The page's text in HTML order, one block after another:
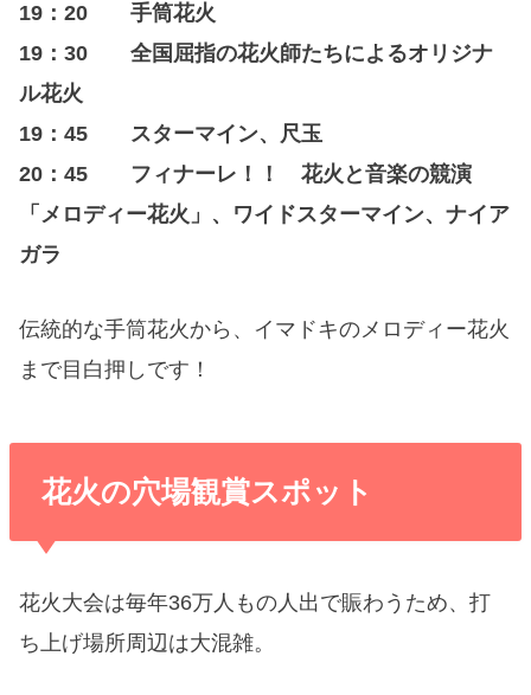
19：20 手筒花火
19：30 全国屈指の花火師たちによるオリジナ
ル花火
19：45 スターマイン、尺玉
20：45 フィナーレ！！ 花火と音楽の競演
「メロディー花火」、ワイドスターマイン、ナイア
ガラ
伝統的な手筒花火から、イマドキのメロディー花火
まで目白押しです！
花火の穴場観賞スポット
花火大会は毎年36万人もの人出で賑わうため、打
ち上げ場所周辺は大混雑。